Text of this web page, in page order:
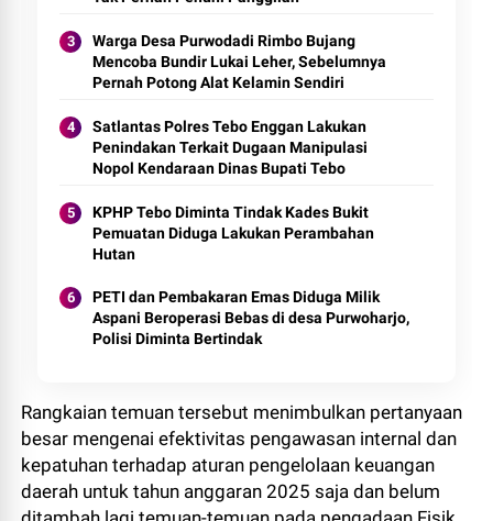
Warga Desa Purwodadi Rimbo Bujang
Mencoba Bundir Lukai Leher, Sebelumnya
Pernah Potong Alat Kelamin Sendiri
Satlantas Polres Tebo Enggan Lakukan
Penindakan Terkait Dugaan Manipulasi
Nopol Kendaraan Dinas Bupati Tebo
KPHP Tebo Diminta Tindak Kades Bukit
Pemuatan Diduga Lakukan Perambahan
Hutan
PETI dan Pembakaran Emas Diduga Milik
Aspani Beroperasi Bebas di desa Purwoharjo,
Polisi Diminta Bertindak
Rangkaian temuan tersebut menimbulkan pertanyaan
besar mengenai efektivitas pengawasan internal dan
kepatuhan terhadap aturan pengelolaan keuangan
daerah untuk tahun anggaran 2025 saja dan belum